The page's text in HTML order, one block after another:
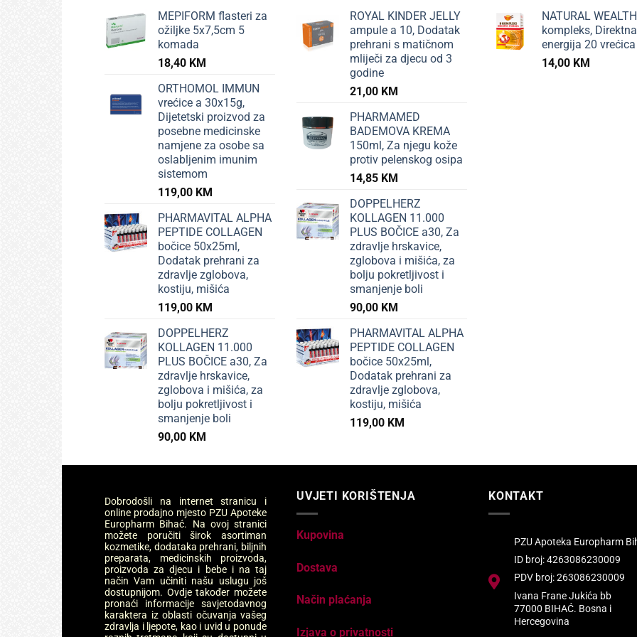
MEPIFORM flasteri za
ožiljke 5x7,5cm 5
komada
18,40 KM
ORTHOMOL IMMUN
vrećice a 30x15g,
Dijetetski proizvod za
posebne medicinske
namjene za osobe sa
oslabljenim imunim
sistemom
119,00 KM
PHARMAVITAL ALPHA
PEPTIDE COLLAGEN
bočice 50x25ml,
Dodatak prehrani za
zdravlje zglobova,
kostiju, mišića
119,00 KM
DOPPELHERZ
KOLLAGEN 11.000
PLUS BOČICE a30, Za
zdravlje hrskavice,
zglobova i mišića, za
bolju pokretljivost i
smanjenje boli
90,00 KM
ROYAL KINDER JELLY
ampule a 10, Dodatak
prehrani s matičnom
mliječi za djecu od 3
godine
21,00 KM
PHARMAMED
BADEMOVA KREMA
150ml, Za njegu kože
protiv pelenskog osipa
14,85 KM
DOPPELHERZ
KOLLAGEN 11.000
PLUS BOČICE a30, Za
zdravlje hrskavice,
zglobova i mišića, za
bolju pokretljivost i
smanjenje boli
90,00 KM
PHARMAVITAL ALPHA
PEPTIDE COLLAGEN
bočice 50x25ml,
Dodatak prehrani za
zdravlje zglobova,
kostiju, mišića
119,00 KM
NATURAL
kompleks, Direktna
energija 20 vrećica
14,00 KM
Dobrodošli na internet stranicu i
online prodajno mjesto PZU Apoteke
Europharm Bihać. Na ovoj stranici
možete poručiti širok asortiman
kozmetike, dodataka prehrani, biljnih
preparata, medicinskih proizvoda,
proizvoda za djecu i bebe i na taj
način Vam učiniti našu uslugu još
dostupnijom. Ovdje također možete
pronaći informacije savjetodavnog
karaktera iz oblasti očuvanja vašeg
zdravlja i ljepote, kao i uvid u ponude
UVJETI KORIŠTENJA
Kupovina
Dostava
Način plaćanja
Izjava o privatnosti
KONTAKT
PZU Apoteka Europharm
ID broj: 4263086230009
PDV broj: 263086230009
Ivana Frane Jukića bb
77000 BIHAĆ. Bosna i
Hercegovina